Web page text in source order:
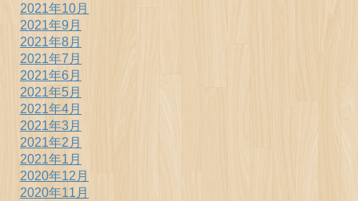
2021年10月
2021年9月
2021年8月
2021年7月
2021年6月
2021年5月
2021年4月
2021年3月
2021年2月
2021年1月
2020年12月
2020年11月